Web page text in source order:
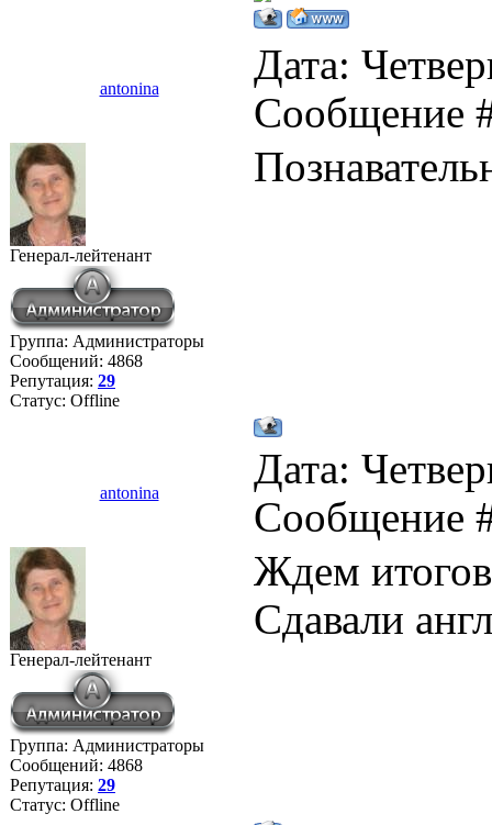
antonina
Дата:
Сообщение
Генерал-лейтенант
Группа: Администраторы
Сообщений: 4868
Репутация: 29
Статус: Offline
antonina
Дата:
Сообщение
Генерал-лейтенант
Группа: Администраторы
Сообщений: 4868
Репутация: 29
Статус: Offline
Ждем
Сдавали